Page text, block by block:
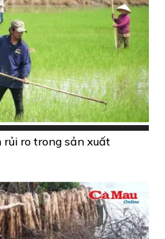
rủi ro trong sản xuất